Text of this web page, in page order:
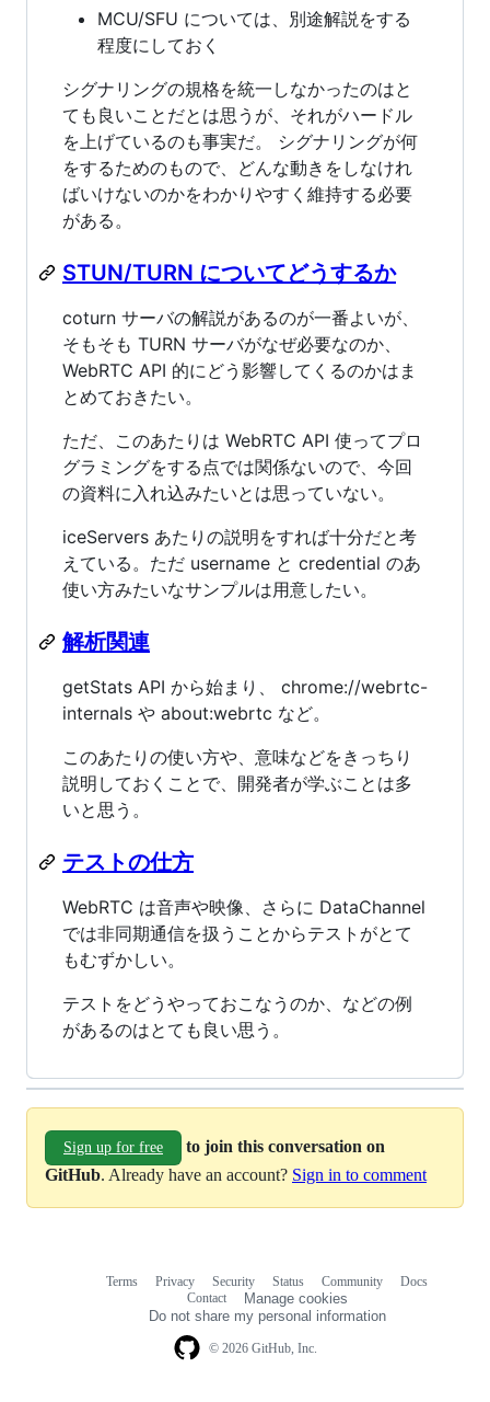
MCU/SFU については、別途解説をする
程度にしておく
シグナリングの規格を統一しなかったのはと
ても良いことだとは思うが、それがハードル
を上げているのも事実だ。 シグナリングが何
をするためのもので、どんな動きをしなけれ
ばいけないのかをわかりやすく維持する必要
がある。
STUN/TURN についてどうするか
coturn サーバの解説があるのが一番よいが、
そもそも TURN サーバがなぜ必要なのか、
WebRTC API 的にどう影響してくるのかはま
とめておきたい。
ただ、このあたりは WebRTC API 使ってプロ
グラミングをする点では関係ないので、今回
の資料に入れ込みたいとは思っていない。
iceServers あたりの説明をすれば十分だと考
えている。ただ username と credential のあ
使い方みたいなサンプルは用意したい。
解析関連
getStats API から始まり、 chrome://webrtc-
internals や about:webrtc など。
このあたりの使い方や、意味などをきっちり
説明しておくことで、開発者が学ぶことは多
いと思う。
テストの仕方
WebRTC は音声や映像、さらに DataChannel
では非同期通信を扱うことからテストがとて
もむずかしい。
テストをどうやっておこなうのか、などの例
があるのはとても良い思う。
Sign up for free
to join this conversation on
GitHub. Already have an account? Sign in to comment
© 2026 GitHub, Inc.
Terms Privacy Security Status Community
Docs
Contact
Manage cookies
Do not share my personal information